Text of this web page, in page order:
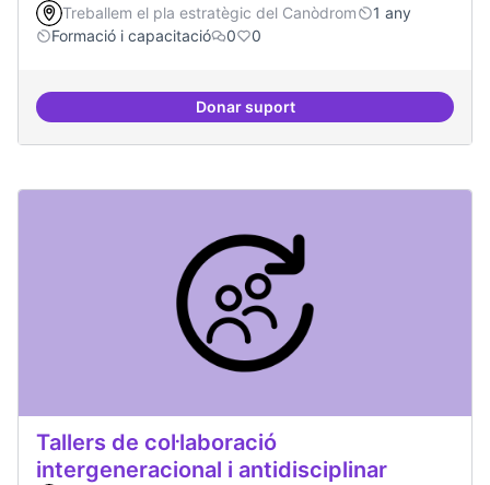
Treballem el pla estratègic del Canòdrom
1 any
Formació i capacitació
0 0
Donar suportConsolidar oferta antena
Tallers de col·laboració
intergeneracional i antidisciplinar